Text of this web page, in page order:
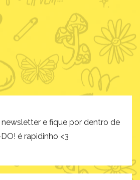
newsletter e fique por dentro de
é rapidinho <3